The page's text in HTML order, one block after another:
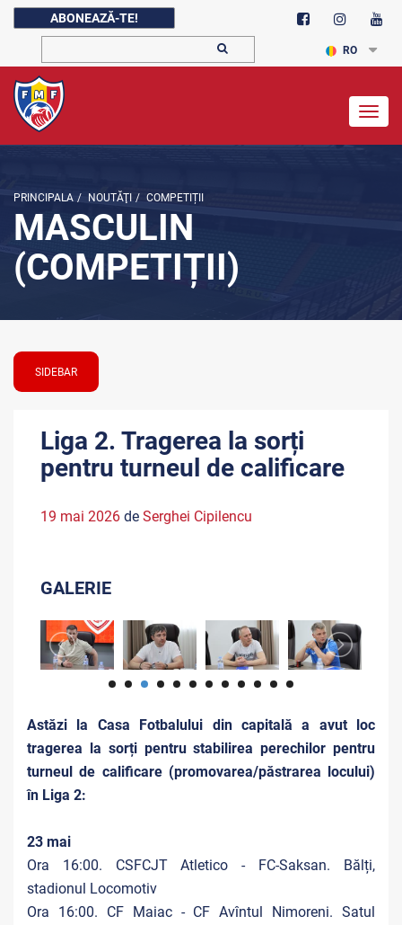
ABONEAZĂ-TE!
RO
PRINCIPALA / NOUTĂŢI / COMPETIȚII
MASCULIN
(COMPETIȚII)
SIDEBAR
Liga 2. Tragerea la sorți
pentru turneul de calificare
19 mai 2026 de Serghei Cipilencu
GALERIE
Astăzi la Casa Fotbalului din capitală a avut loc
tragerea la sorți pentru stabilirea perechilor pentru
turneul de calificare (promovarea/păstrarea locului)
în Liga 2:
23 mai
Ora 16:00. CSFCJT Atletico - FC-Saksan. Bălți,
stadionul Locomotiv
Ora 16:00. CF Maiac - CF Avîntul Nimoreni. Satul